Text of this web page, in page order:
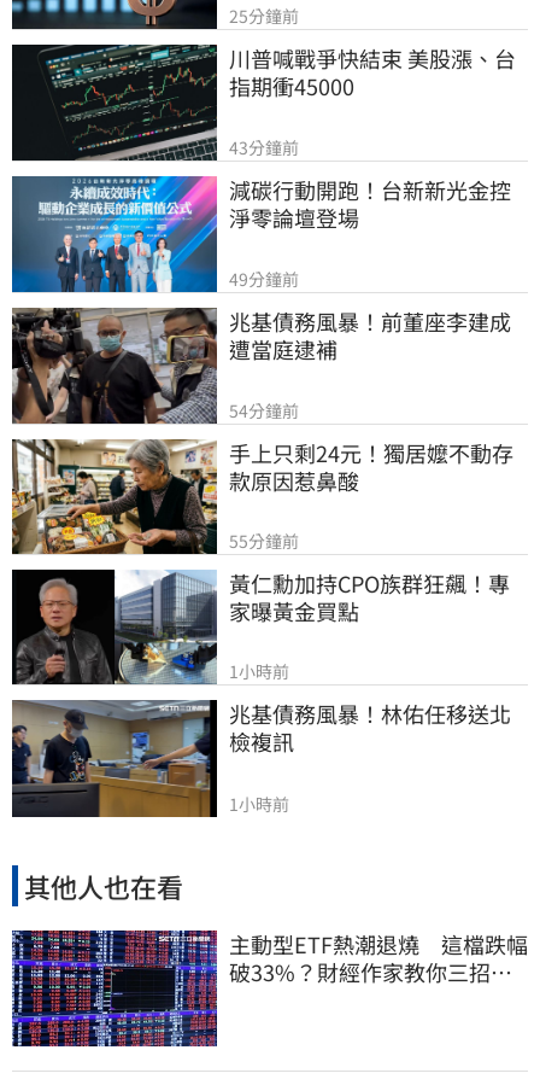
25分鐘前
川普喊戰爭快結束 美股漲、台
指期衝45000
43分鐘前
減碳行動開跑！台新新光金控
淨零論壇登場
49分鐘前
兆基債務風暴！前董座李建成
遭當庭逮補
54分鐘前
手上只剩24元！獨居嬤不動存
款原因惹鼻酸
55分鐘前
黃仁勳加持CPO族群狂飆！專
家曝黃金買點
1小時前
兆基債務風暴！林佑任移送北
檢複訊
1小時前
其他人也在看
主動型ETF熱潮退燒 這檔跌幅
破33%？財經作家教你三招避